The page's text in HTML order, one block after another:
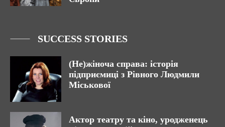
SUCCESS STORIES
(Не)жіноча справа: історія
підприємиці з Рівного Людмили
Міськової
Актор театру та кіно, уродженець